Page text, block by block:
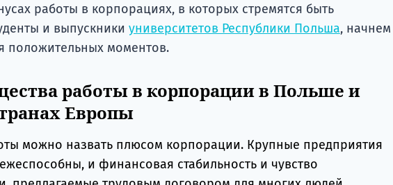
работы в корпорациях, в которых стремятся быть
и выпускники университетов Республики Польша, начнем
положительных моментов.
работы в корпорации в Польше и
Европы
можно назвать плюсом корпорации. Крупные предприятия
и финансовая стабильность и чувство